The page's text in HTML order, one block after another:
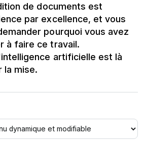
de documents est
par excellence, et vous
pourquoi vous avez
à faire ce travail.
artificielle est là
la mise.